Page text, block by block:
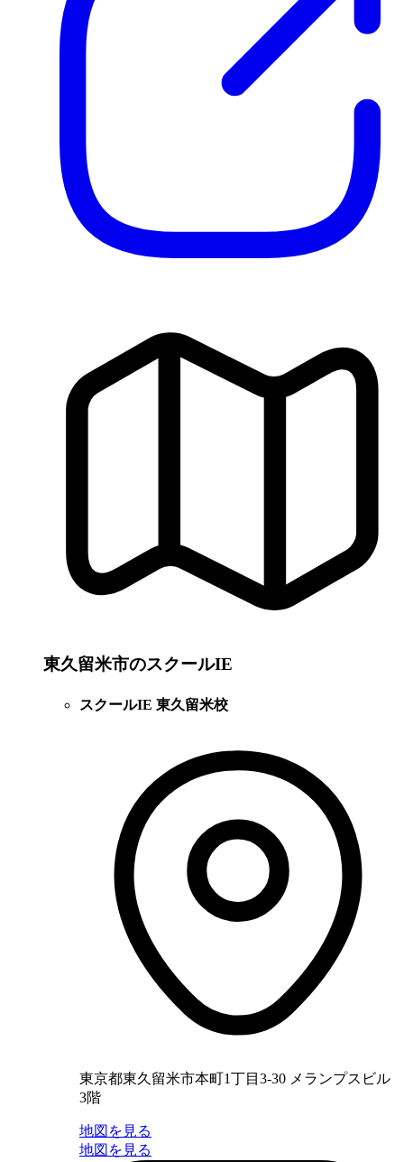
東久留米市のスクールIE
スクールIE 東久留米校
東京都東久留米市本町1丁目3-30 メランプスビル
3階
地図を見る
地図を見る